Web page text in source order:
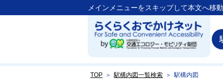
メインメニューをスキップして本文へ移
TOP ＞ 駅構内図一覧検索 ＞ 駅構内図